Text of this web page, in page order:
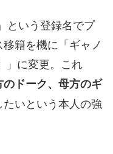
という登録名でプ
籍を機に「ギャノ
」に変更。これ
ドーク、母方のギ
いという本人の強